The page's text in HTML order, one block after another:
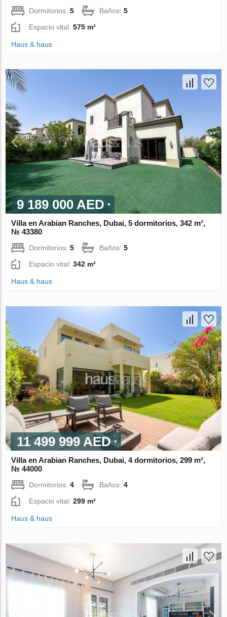
Dormitorios:5 Baños:5
Espacio vital:575 m²
Haus & haus
9 189 000 AED
Villa en Arabian Ranches, Dubai, 5 dormitorios, 342 m²,
№ 43380
Dormitorios:5 Baños:5
Espacio vital:342 m²
Haus & haus
11 499 999 AED
Villa en Arabian Ranches, Dubai, 4 dormitorios, 299 m²,
№ 44000
Dormitorios:4 Baños:4
Espacio vital:299 m²
Haus & haus